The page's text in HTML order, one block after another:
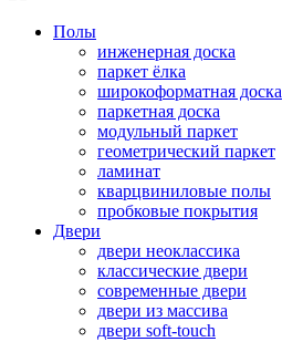
Полы
инженерная доска
паркет ёлка
широкоформатная доска
паркетная доска
модульный паркет
геометрический паркет
ламинат
кварцвиниловые полы
пробковые покрытия
Двери
двери неоклассика
классические двери
современные двери
двери из массива
двери soft-touch